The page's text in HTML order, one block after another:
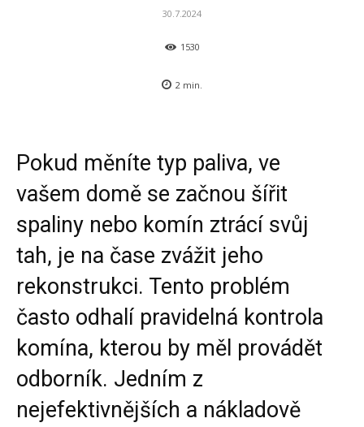
30.7.2024
1530
2 min.
Pokud měníte typ paliva, ve
vašem domě se začnou šířit
spaliny nebo komín ztrácí svůj
tah, je na čase zvážit jeho
rekonstrukci. Tento problém
často odhalí pravidelná kontrola
komína, kterou by měl provádět
odborník. Jedním z
nejefektivnějších a nákladově